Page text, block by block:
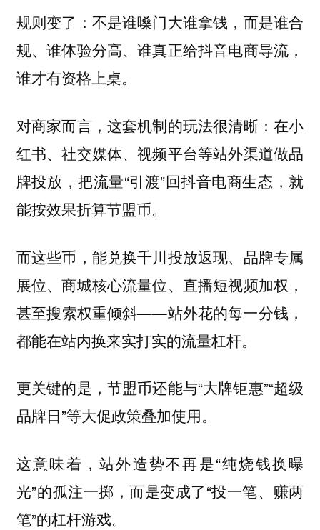
规则变了：不是谁嗓门大谁拿钱，而是谁合
规、谁体验分高、谁真正给抖音电商导流，
谁才有资格上桌。
对商家而言，这套机制的玩法很清晰：在小
红书、社交媒体、视频平台等站外渠道做品
牌投放，把流量“引渡”回抖音电商生态，就
能按效果折算节盟币。
而这些币，能兑换千川投放返现、品牌专属
展位、商城核心流量位、直播短视频加权，
甚至搜索权重倾斜——站外花的每一分钱，
都能在站内换来实打实的流量杠杆。
更关键的是，节盟币还能与“大牌钜惠”“超级
品牌日”等大促政策叠加使用。
这意味着，站外造势不再是“纯烧钱换曝
光”的孤注一掷，而是变成了“投一笔、赚两
笔”的杠杆游戏。